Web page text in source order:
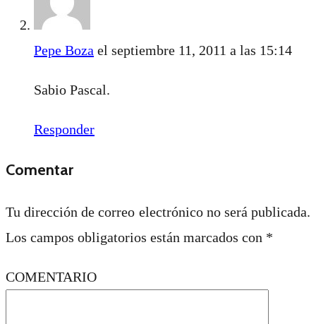
Pepe Boza el septiembre 11, 2011 a las 15:14
Sabio Pascal.
Responder
Comentar
Tu dirección de correo electrónico no será publicada.
Los campos obligatorios están marcados con *
COMENTARIO